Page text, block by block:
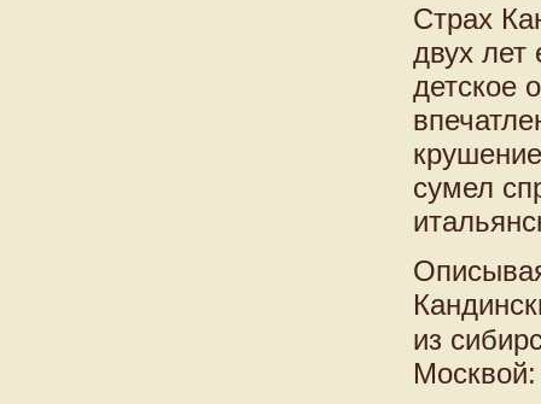
Страх
двух лет
детское
сумел
из
Москвой: